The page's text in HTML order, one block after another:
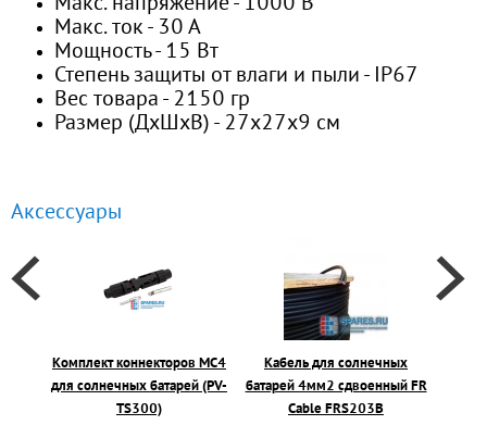
Макс. напряжение - 1000 В
Макс. ток - 30 А
Мощность - 15 Вт
Степень защиты от влаги и пыли - IP67
Вес товара - 2150 гр
Размер (ДхШхВ) - 27х27х9 см
Аксессуары
Комплект коннекторов MC4
для солнечных батарей (PV-
TS300)
Кабель для солнечных
батарей 4мм2 сдвоенный FR
Cable FRS203B